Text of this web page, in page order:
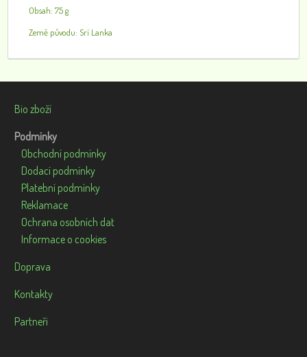
Obsah: 75 g
Země původu: Srí Lanka
Bio zboží
Podmínky
Obchodní podmínky
Dodací podmínky
Platební podmínky
Reklamace
Ochrana osobních dat
Informace o cookies
Doprava
Kontakty
Partneři